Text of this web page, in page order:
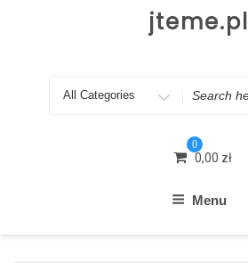
jteme.pl
Search
0
0,00 zł
Menu